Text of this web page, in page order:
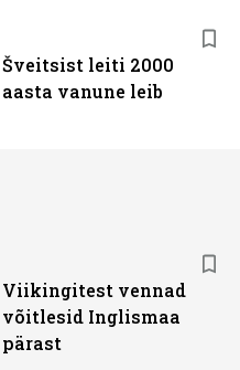
Šveitsist leiti 2000
aasta vanune leib
Viikingitest vennad
võitlesid Inglismaa
pärast